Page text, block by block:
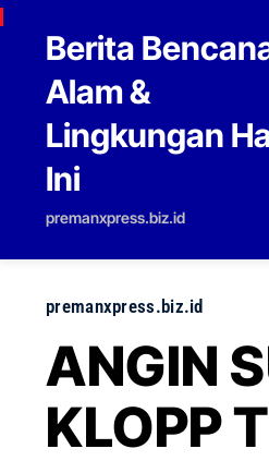
Skip to content
Berita
Alam &
Lingkungan
Ini
premanxpress.biz.id
premanxpress.biz.id
ANGIN
KLOPP